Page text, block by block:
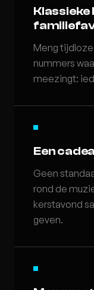
Meng
nummers
meezingt:
Een
Geen
rond de
kerstavond
geven.